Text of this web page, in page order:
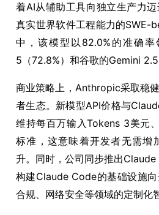
着AI从辅助工具向独立生产力
真实世界软件工程能力的SWE-
中，该模型以82.0%的准确率
5（72.8%）和谷歌的Gemini 2.5
商业策略上，Anthropic采取稳
者生态。新模型API价格与
维持每百万输入Tokens 3美元
标准，这意味着开发者无需增
升。同时，公司同步推出
构建Claude Code的基础设施
合规、网络安全等领域的定制化